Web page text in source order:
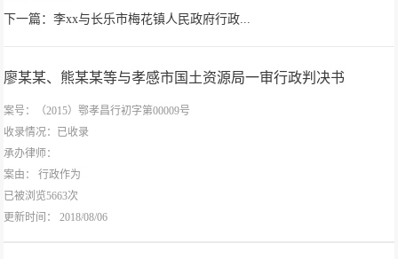
下一篇：李xx与长乐市梅花镇人民政府行政...
廖某某、熊某某等与孝感市国土资源局一审行政判决书
案号：（2015）鄂孝昌行初字第00009号
收录情况：已收录
承办律师：
案由：行政作为
已被浏览5663次
更新时间： 2018/08/06